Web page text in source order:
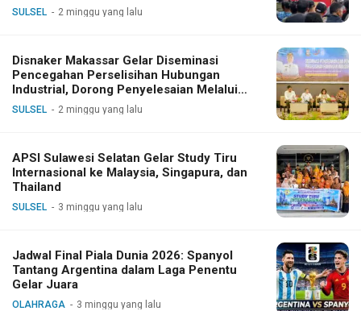
SULSEL 2 minggu yang lalu
Disnaker Makassar Gelar Diseminasi
Pencegahan Perselisihan Hubungan
Industrial, Dorong Penyelesaian Melalui
Dialog
SULSEL 2 minggu yang lalu
APSI Sulawesi Selatan Gelar Study Tiru
Internasional ke Malaysia, Singapura, dan
Thailand
SULSEL 3 minggu yang lalu
Jadwal Final Piala Dunia 2026: Spanyol
Tantang Argentina dalam Laga Penentu
Gelar Juara
OLAHRAGA 3 minggu yang lalu